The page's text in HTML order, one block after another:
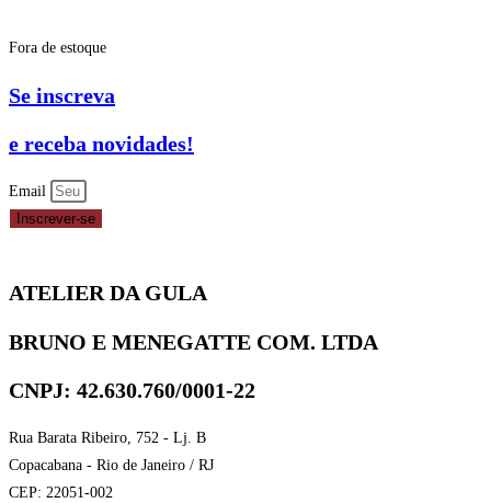
Fora de estoque
Se inscreva
e receba novidades!
Email
Inscrever-se
ATELIER DA GULA
BRUNO E MENEGATTE COM. LTDA
CNPJ: 42.630.760/0001-22
Rua Barata Ribeiro, 752 - Lj. B
Copacabana - Rio de Janeiro / RJ
CEP: 22051-002